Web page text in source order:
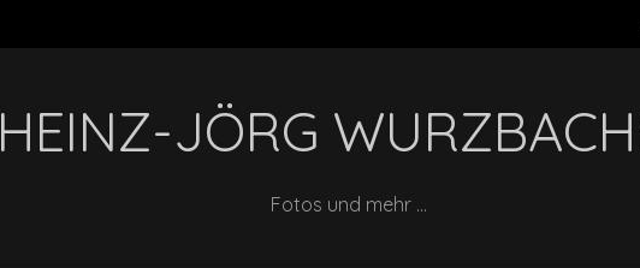
HEINZ-JÖRG
Fotos und mehr …